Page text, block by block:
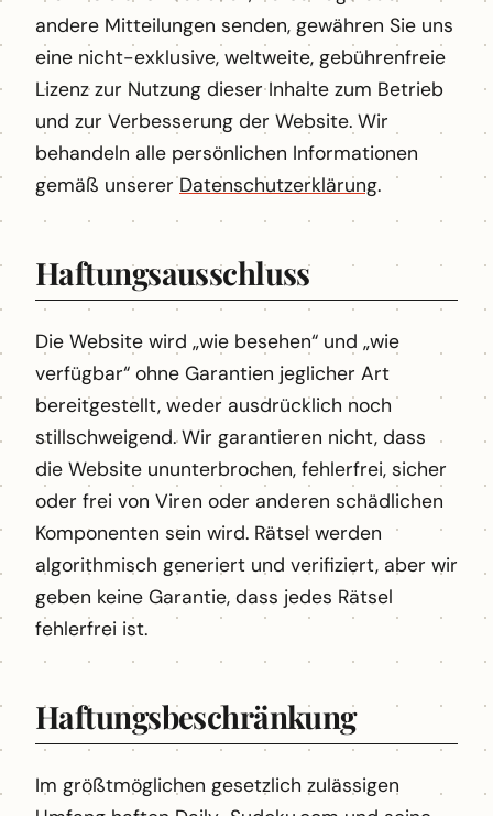
andere Mitteilungen senden, gewähren Sie uns
eine nicht-exklusive, weltweite, gebührenfreie
Lizenz zur Nutzung dieser Inhalte zum Betrieb
und zur Verbesserung der Website. Wir
behandeln alle persönlichen Informationen
gemäß unsererDatenschutzerklärung.
Haftungsausschluss
Die Website wird „wie besehen“ und „wie
verfügbar“ ohne Garantien jeglicher Art
bereitgestellt, weder ausdrücklich noch
stillschweigend. Wir garantieren nicht, dass
die Website ununterbrochen, fehlerfrei, sicher
oder frei von Viren oder anderen schädlichen
Komponenten sein wird. Rätsel werden
algorithmisch generiert und verifiziert, aber wir
geben keine Garantie, dass jedes Rätsel
fehlerfrei ist.
Haftungsbeschränkung
Im größtmöglichen gesetzlich zulässigen